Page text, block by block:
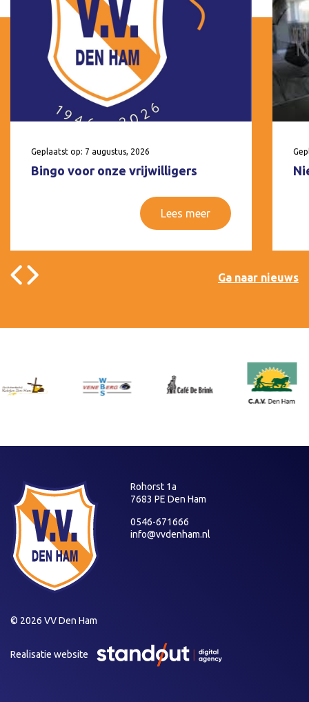
Geplaatst op: 7 augustus, 2026
Bingo voor onze vrijwilligers
Lees meer
Ga naar nieuws
Rohorst 1a
7683 PE Den Ham
0546-671666
info@vvdenham.nl
© 2026 VV Den Ham
Realisatie website